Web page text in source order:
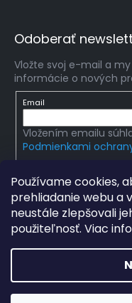
Používame cookies,
prehliadanie webu a
neustále zlepšovali
použiteľnosť. Viac
Odoberať
Vložte svoj e-mail a
informácie o nových
Email
Vložením emailu
Podmienkami
vyhradené.
Grafický návrh